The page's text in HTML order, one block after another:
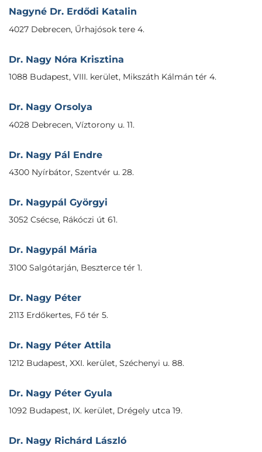
Nagyné Dr. Erdődi Katalin
4027 Debrecen, Űrhajósok tere 4.
Dr. Nagy Nóra Krisztina
1088 Budapest, VIII. kerület, Mikszáth Kálmán tér 4.
Dr. Nagy Orsolya
4028 Debrecen, Víztorony u. 11.
Dr. Nagy Pál Endre
4300 Nyírbátor, Szentvér u. 28.
Dr. Nagypál Györgyi
3052 Csécse, Rákóczi út 61.
Dr. Nagypál Mária
3100 Salgótarján, Beszterce tér 1.
Dr. Nagy Péter
2113 Erdőkertes, Fő tér 5.
Dr. Nagy Péter Attila
1212 Budapest, XXI. kerület, Széchenyi u. 88.
Dr. Nagy Péter Gyula
1092 Budapest, IX. kerület, Drégely utca 19.
Dr. Nagy Richárd László